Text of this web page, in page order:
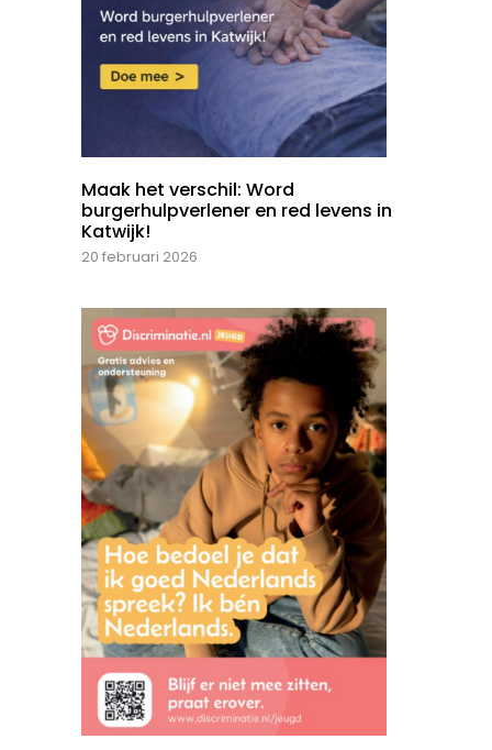
Maak het verschil: Word
burgerhulpverlener en red levens in
Katwijk!
20 februari 2026